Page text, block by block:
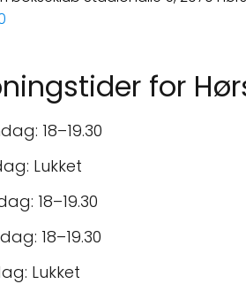
for
18–19.30
Lukket
18–19.30
18–19.30
Lukket